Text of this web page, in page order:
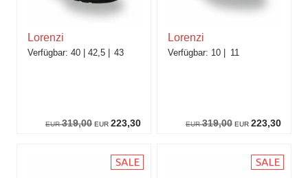
EUR319,00EUR 223,30
Lorenzi
40 42,5 43
EUR319,00EUR 223,30
Lorenzi
10 11